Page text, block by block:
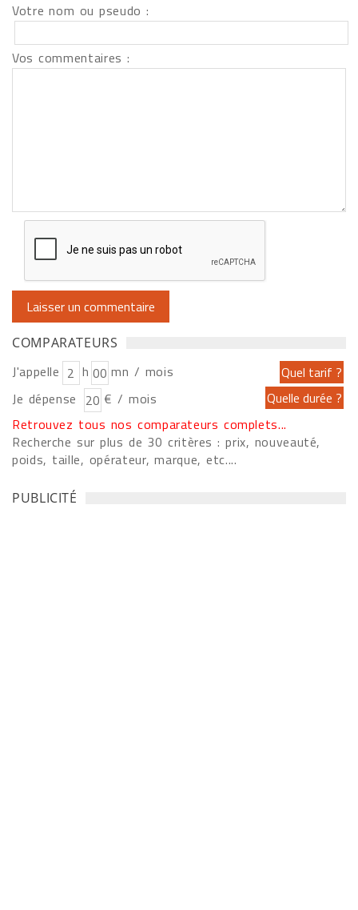
Votre nom ou pseudo :
Vos commentaires :
COMPARATEURS
J'appelle h
mn / mois
Je dépense
€ / mois
Retrouvez tous nos comparateurs complets...
Recherche sur plus de 30 critères : prix, nouveauté,
poids, taille, opérateur, marque, etc....
PUBLICITÉ